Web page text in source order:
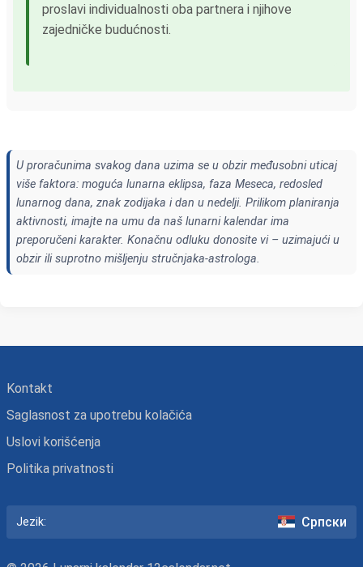
proslavi individualnosti oba partnera i njihove
zajedničke budućnosti.
U proračunima svakog dana uzima se u obzir međusobni uticaj
više faktora: moguća lunarna eklipsa, faza Meseca, redosled
lunarnog dana, znak zodijaka i dan u nedelji. Prilikom planiranja
aktivnosti, imajte na umu da naš lunarni kalendar ima
preporučeni karakter. Konačnu odluku donosite vi – uzimajući u
obzir ili suprotno mišljenju stručnjaka-astrologa.
Kontakt
Saglasnost za upotrebu kolačića
Uslovi korišćenja
Politika privatnosti
Jezik: Српски